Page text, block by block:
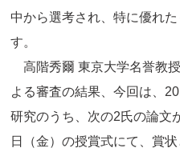
中から選考され、特に優れ
す。
高階秀爾 東京大学名誉教
よる審査の結果、今回は、
研究のうち、次の2氏の論文
日（金）の授賞式にて、賞